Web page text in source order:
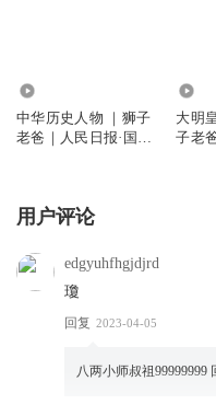
中华历史人物 ｜狮子
老爸｜人民日报·国家
大明
子老
用户评论
edgyuhfhgjdjrd
瓊
回复 2023-04-05
八两小师叔祖99999999